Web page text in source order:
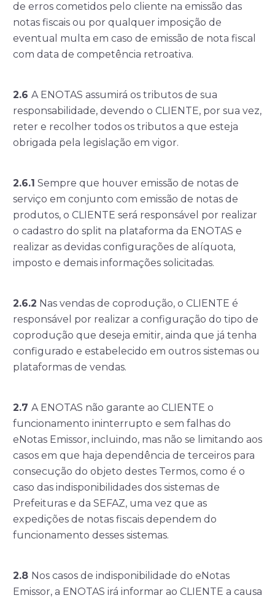
de erros cometidos pelo cliente na emissão das
notas fiscais ou por qualquer imposição de
eventual multa em caso de emissão de nota fiscal
com data de competência retroativa.
2.6 A ENOTAS assumirá os tributos de sua
responsabilidade, devendo o CLIENTE, por sua vez,
reter e recolher todos os tributos a que esteja
obrigada pela legislação em vigor.
2.6.1 Sempre que houver emissão de notas de
serviço em conjunto com emissão de notas de
produtos, o CLIENTE será responsável por realizar
o cadastro do split na plataforma da ENOTAS e
realizar as devidas configurações de alíquota,
imposto e demais informações solicitadas.
2.6.2 Nas vendas de coprodução, o CLIENTE é
responsável por realizar a configuração do tipo de
coprodução que deseja emitir, ainda que já tenha
configurado e estabelecido em outros sistemas ou
plataformas de vendas.
2.7 A ENOTAS não garante ao CLIENTE o
funcionamento ininterrupto e sem falhas do
eNotas Emissor, incluindo, mas não se limitando aos
casos em que haja dependência de terceiros para
consecução do objeto destes Termos, como é o
caso das indisponibilidades dos sistemas de
Prefeituras e da SEFAZ, uma vez que as
expedições de notas fiscais dependem do
funcionamento desses sistemas.
2.8 Nos casos de indisponibilidade do eNotas
Emissor, a ENOTAS irá informar ao CLIENTE a causa